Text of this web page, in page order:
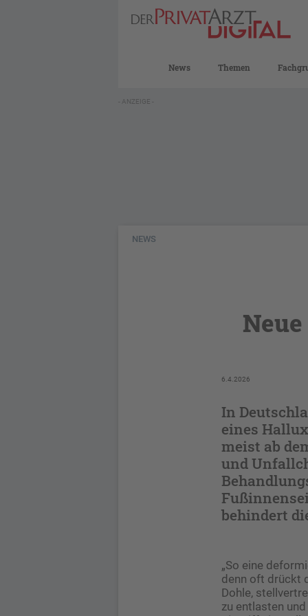
News Themen
- ANZEIGE -
NEWS
6.4.2026
In
eines
meist ab
und
behindert
„So eine
denn oft drückt
Dohle,
zu entlasten